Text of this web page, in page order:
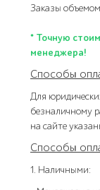
Заказы
* Точную
менеджера!
Способы
Для
безналичному
на сайте
Способы
1. Наличными: